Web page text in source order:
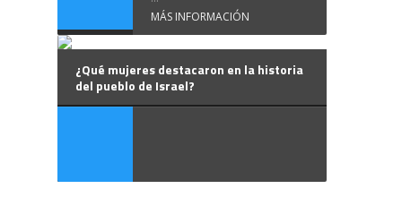
MÁS INFORMACIÓN
¿Qué mujeres destacaron en la historia
del pueblo de Israel?